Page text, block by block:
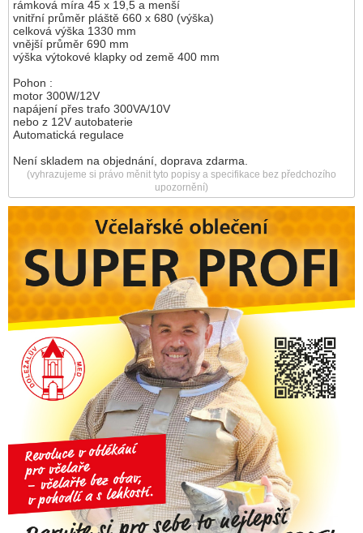
rámková míra 45 x 19,5 a menší
vnitřní průměr pláště 660 x 680 (výška)
celková výška 1330 mm
vnější průměr 690 mm
výška výtokové klapky od země 400 mm
Pohon :
motor 300W/12V
napájení přes trafo 300VA/10V
nebo z 12V autobaterie
Automatická regulace
Není skladem na objednání, doprava zdarma.
(vyhrazujeme si právo měnit tyto popisy a specifikace bez předchozího
upozornění)